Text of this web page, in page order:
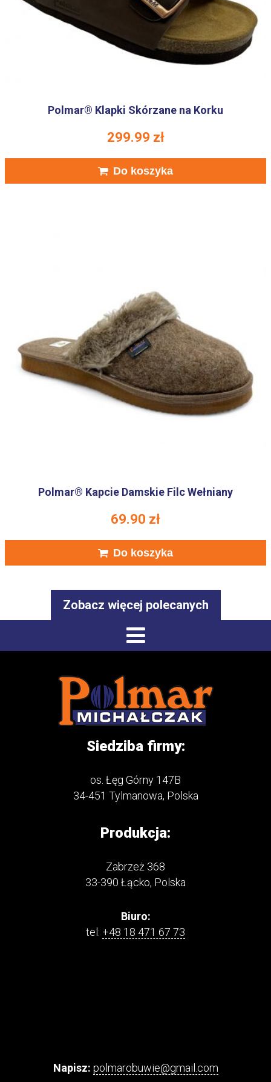
Polmar® Klapki Skórzane na Korku
299.99 zł
Do koszyka
Polmar® Kapcie Damskie Filc Wełniany
69.90 zł
Do koszyka
Zobacz więcej polecanych
Siedziba firmy:
os. Łęg Górny 147B
34-451 Tylmanowa, Polska
Produkcja:
Zabrzeż 368
33-390 Łącko, Polska
Biuro:
tel: +48 18 471 67 73
Napisz: polmarobuwie@gmail.com